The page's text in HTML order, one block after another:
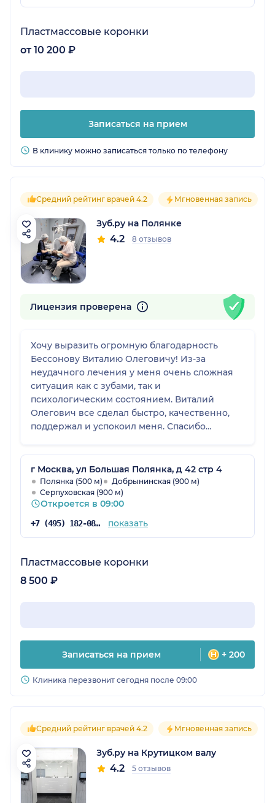
Пластмассовые коронки
от 10 200 ₽
Записаться на прием
В клинику можно записаться только по телефону
Средний рейтинг врачей 4.2 Мгновенная запись
Зуб.ру на Полянке
4.2 8 отзывов
Лицензия проверена
Хочу выразить огромную благодарность
Бессонову Виталию Олеговичу! Из-за
неудачного лечения у меня очень сложная
ситуация как с зубами, так и
психологическим состоянием. Виталий
Олегович все сделал быстро, качественно,
поддержал и успокоил меня. Спасибо
чувство юмора и высокий профессионализм!
Желаю всего самого наилучшего и только
благодарных пациентов. Огромное спасибо!
г Москва, ул Большая Полянка, д 42 стр 4
Полянка (500 м)
Добрынинская (900 м)
Серпуховская (900 м)
Откроется в 09:00
+7 (495) 182-08-75 показать
Пластмассовые коронки
8 500 ₽
Записаться на прием + 200
Клиника перезвонит сегодня после 09:00
Средний рейтинг врачей 4.2 Мгновенная запись
Зуб.ру на Крутицком валу
4.2 5 отзывов